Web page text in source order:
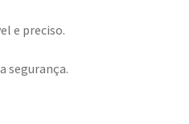
e preciso.
segurança.